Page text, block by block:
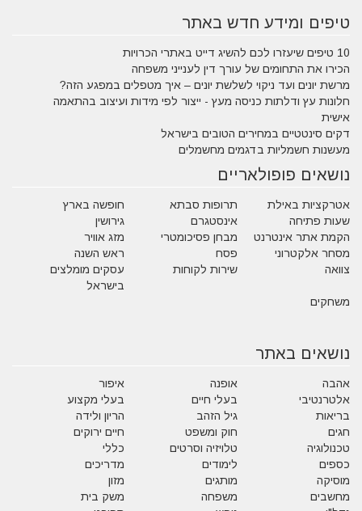
טיפים ומידע חדש באתר
10 טיפים שיעזרו לכם להשיג דייט באתרי הכרויות
הכירו את התחומים של עורך דין לענייני משפחה
מרשת יונים ועד ניקוי לשלשת יונים – איך מטפלים במפגע הזה?
חלונות עץ ודלתות כניסה מעץ - ייצור לפי מידות ועיצוב בהתאמה
אישית
דקים סינטטיים במחירים הטובים בישראל
מעשנות חשמליות בדגמים מחשמלים
נושאים פופולאריים
אטרקציות באילת תרופות סבתא
חופשה בארץ
שעות פתיחה
אינסטגרם
גירושין
הקמת אתר אינטרנט
מבחן פסיכומטרי
מזג אוויר
מסחר אלקטרוני
פסח
ראש השנה
צוואה
שירות לקוחות
עסקים מומלצים
בישראל
משחקים
נושאים באתר
אהבה אופנה
איפור
אלטרנטיבי
בעלי חיים
בעלי מקצוע
בריאות
גיל הזהב
הריון ולידה
חגים
חוק ומשפט
חיים ירוקים
טכנולוגיה
טלויזיה וסרטים
כללי
כספים
לימודים
מדריכים
מוסיקה
מותגים
מזון
מחשבים
משפחה
משק בית